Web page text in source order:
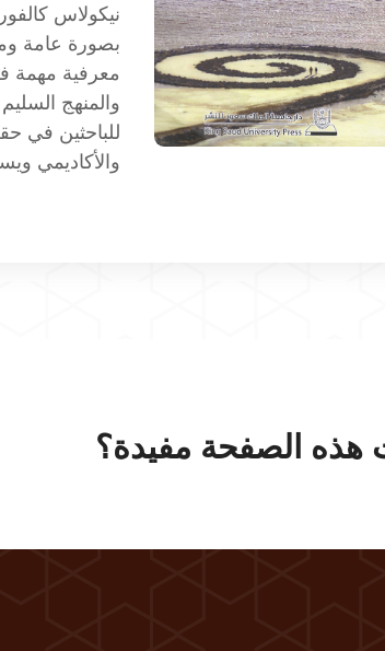
نيكولاس
بصورة عامة
معرفية مهمة
والمنهج
للباحثين في
والأكاديمي
هذه الصفحة مفيدة؟